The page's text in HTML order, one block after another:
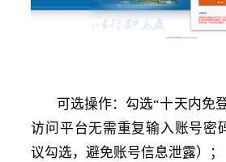
可选操作：勾选“十天内免
访问平台无需重复输入账号密
议勾选，避免账号信息泄露）；